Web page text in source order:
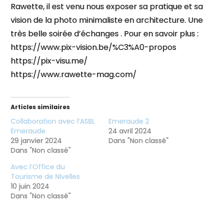
Rawette, il est venu nous exposer sa pratique et sa
vision de la photo minimaliste en architecture. Une
très belle soirée d’échanges . Pour en savoir plus :
https://www.pix-vision.be/%C3%A0-propos
https://pix-visu.me/
https://www.rawette-mag.com/
Articles similaires
Collaboration avec l’ASBL
Emeraude
29 janvier 2024
Dans "Non classé"
Emeraude 2
24 avril 2024
Dans "Non classé"
Avec l’Office du
Tourisme de Nivelles
10 juin 2024
Dans "Non classé"